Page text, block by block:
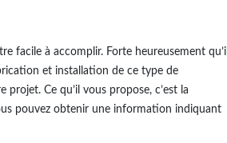
facile à accomplir. Forte heureusement qu’il
et installation de ce type de
Ce qu’il vous propose, c’est la
pouvez obtenir une information indiquant